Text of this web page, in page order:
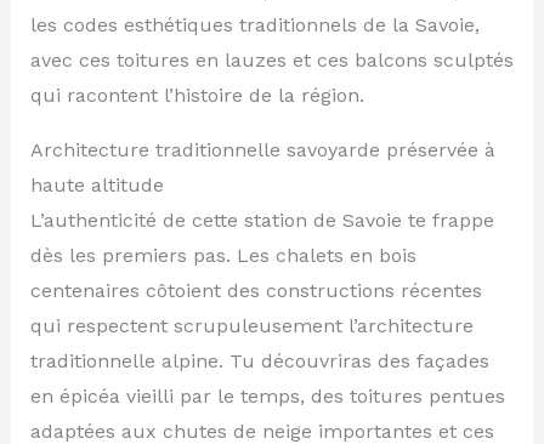
les codes esthétiques traditionnels de la Savoie,
avec ces toitures en lauzes et ces balcons sculptés
qui racontent l’histoire de la région.
Architecture traditionnelle savoyarde préservée à
haute altitude
L’authenticité de cette station de Savoie te frappe
dès les premiers pas. Les chalets en bois
centenaires côtoient des constructions récentes
qui respectent scrupuleusement l’architecture
traditionnelle alpine. Tu découvriras des façades
en épicéa vieilli par le temps, des toitures pentues
adaptées aux chutes de neige importantes et ces